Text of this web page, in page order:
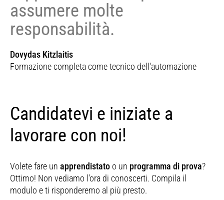
assumere molte
responsabilità.
Dovydas Kitzlaitis
Formazione completa come tecnico dell'automazione
Candidatevi e iniziate a
lavorare con noi!
Volete fare un apprendistato o un programma di prova?
Ottimo! Non vediamo l'ora di conoscerti. Compila il
modulo e ti risponderemo al più presto.